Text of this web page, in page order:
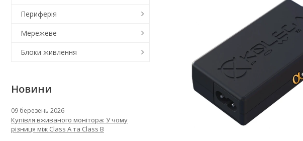
Периферія
Мережеве
Блоки живлення
Новини
09 березень 2026
Купівля вживаного монітора: У чому
різниця між Class A та Class B